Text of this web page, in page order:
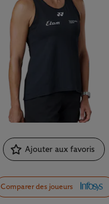
Ajouter aux favoris
Comparer des joueurs